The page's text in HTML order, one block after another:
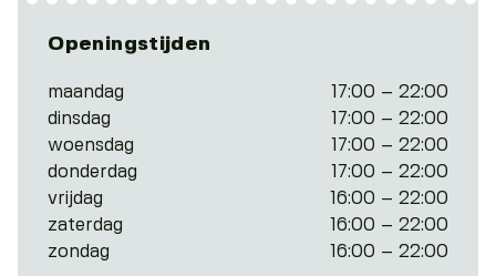
Openingstijden
maandag
17:00 – 22:00
dinsdag
17:00 – 22:00
woensdag
17:00 – 22:00
donderdag
17:00 – 22:00
vrijdag
16:00 – 22:00
zaterdag
16:00 – 22:00
zondag
16:00 – 22:00